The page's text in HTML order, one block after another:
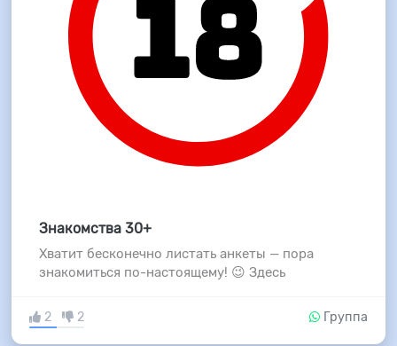
Знакомства 30+
Хватит бесконечно листать анкеты — пора
знакомиться по-настоящему! 😉 Здесь
2 2 Группа